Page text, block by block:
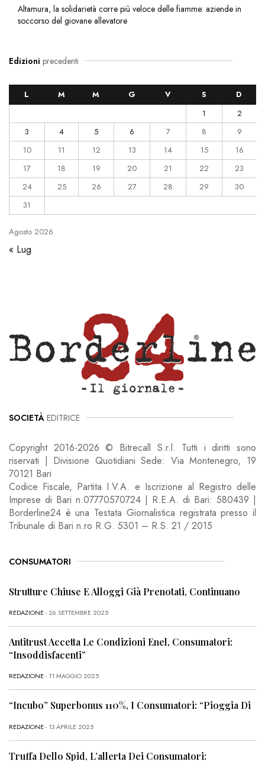
Altamura, la solidarietà corre più veloce delle fiamme: aziende in
soccorso del giovane allevatore
Edizioni precedenti
Agosto 2026
L M M G V S
D
1
2
3
4 5 6 7 8
9
10
11 12 13 14 15
16
17
18 19 20 21 22
23
24
25 26 27 28 29
30
31
« Lug
SOCIETÀ EDITRICE
Copyright 2016-2026 © Bitrecall S.r.l. Tutti i diritti sono
riservati | Divisione Quotidiani Sede: Via Montenegro, 19
70121 Bari
Codice Fiscale, Partita I.V.A. e Iscrizione al Registro delle
Imprese di Bari n.07770570724 | R.E.A. di Bari: 580439 |
Borderline24 è una Testata Giornalistica registrata presso il
Tribunale di Bari n.ro R.G. 5301 – R.S. 21 / 2015
CONSUMATORI
Strutture Chiuse E Alloggi Già Prenotati, Continuano
REDAZIONE- 26 SETTEMBRE 2025
Antitrust Accetta Le Condizioni Enel, Consumatori:
“Insoddisfacenti”
REDAZIONE- 11 MAGGIO 2025
“Incubo” Superbonus 110%, I Consumatori: “Pioggia Di
REDAZIONE- 13 APRILE 2025
Truffa Dello Spid, L’allerta Dei Consumatori: